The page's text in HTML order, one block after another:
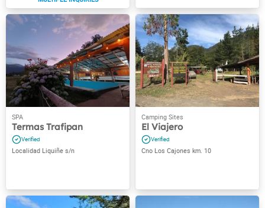
Termas Trafipan
Localidad Liquiñe s/n
El Viajero
Cno Los Cajones km. 10